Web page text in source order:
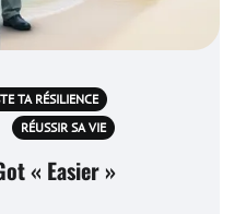
TA RÉSILIENCE
RÉUSSIR SA VIE
« Easier »